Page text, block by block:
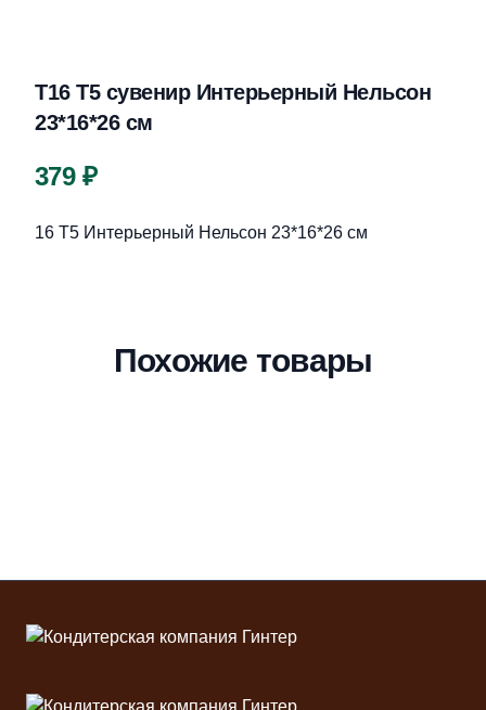
Т16 Т5 сувенир Интерьерный Нельсон
23*16*26 см
379 ₽
Описание
16 Т5 Интерьерный Нельсон 23*16*26 см
Похожие товары